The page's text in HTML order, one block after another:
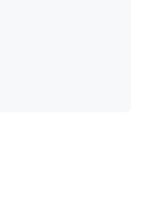
するマインドを持った仲
やすい雰囲気です
するための新しい挑戦を